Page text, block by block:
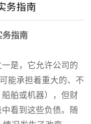
务指南
务指南
是，它允许公司的
能承担着重大的、不
舶或机器），但财
看到这些负债。随